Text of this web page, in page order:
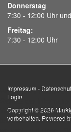
Donnerstag
7:30 - 12:00 Uhr
Freitag:
7:30 - 12:00 Uhr
Impressum -
Login
Copyright © 2026
vorbehalten. Powered
Wir benutzen Cookies
Gemäß der
Verordnung 679/
technische Cookies